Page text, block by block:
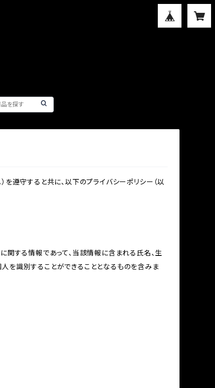
遵守すると共に、以下のプライバシーポリシー（以
関する情報であって、当該情報に含まれる氏名、生
を識別することができることとなるものを含みま